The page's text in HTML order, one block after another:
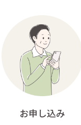
お申し込み